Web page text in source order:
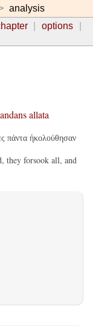
analysis
options
allata
πάντα ἠκολούθησαν
they forsook all, and